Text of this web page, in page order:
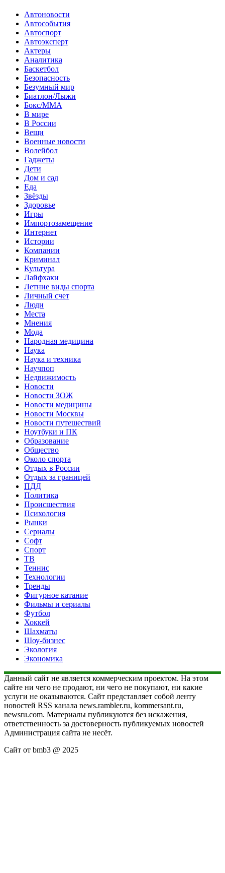
Автоновости
Автособытия
Автоспорт
Автоэксперт
Актеры
Аналитика
Баскетбол
Безопасность
Безумный мир
Биатлон/Лыжи
Бокс/MMA
В мире
В России
Вещи
Военные новости
Волейбол
Гаджеты
Дети
Дом и сад
Еда
Звёзды
Здоровье
Игры
Импортозамещение
Интернет
Истории
Компании
Криминал
Культура
Лайфхаки
Летние виды спорта
Личный счет
Люди
Места
Мнения
Мода
Народная медицина
Наука
Наука и техника
Научпоп
Недвижимость
Новости
Новости ЗОЖ
Новости медицины
Новости Москвы
Новости путешествий
Ноутбуки и ПК
Образование
Общество
Около спорта
Отдых в России
Отдых за границей
ПДД
Политика
Происшествия
Психология
Рынки
Сериалы
Софт
Спорт
ТВ
Теннис
Технологии
Тренды
Фигурное катание
Фильмы и сериалы
Футбол
Хоккей
Шахматы
Шоу-бизнес
Экология
Экономика
Данный сайт не является коммерческим проектом. На этом
сайте ни чего не продают, ни чего не покупают, ни какие
услуги не оказываются. Сайт представляет собой ленту
новостей RSS канала news.rambler.ru, kommersant.ru,
newsru.com. Материалы публикуются без искажения,
ответственность за достоверность публикуемых новостей
Администрация сайта не несёт.
Сайт от bmb3 @ 2025